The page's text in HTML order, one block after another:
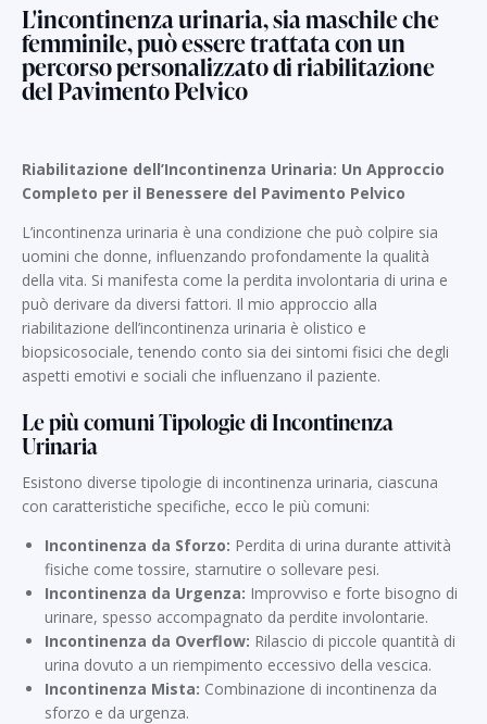
L'incontinenza urinaria, sia maschile che
femminile, può essere trattata con un
percorso personalizzato di riabilitazione
del Pavimento Pelvico
Riabilitazione dell’Incontinenza Urinaria: Un Approccio
Completo per il Benessere del Pavimento Pelvico
L’incontinenza urinaria è una condizione che può colpire sia
uomini che donne, influenzando profondamente la qualità
della vita. Si manifesta come la perdita involontaria di urina e
può derivare da diversi fattori. Il mio approccio alla
riabilitazione dell’incontinenza urinaria è olistico e
biopsicosociale, tenendo conto sia dei sintomi fisici che degli
aspetti emotivi e sociali che influenzano il paziente.
Le più comuni Tipologie di Incontinenza
Urinaria
Esistono diverse tipologie di incontinenza urinaria, ciascuna
con caratteristiche specifiche, ecco le più comuni:
Incontinenza da Sforzo: Perdita di urina durante attività
fisiche come tossire, starnutire o sollevare pesi.
Incontinenza da Urgenza: Improvviso e forte bisogno di
urinare, spesso accompagnato da perdite involontarie.
Incontinenza da Overflow: Rilascio di piccole quantità di
urina dovuto a un riempimento eccessivo della vescica.
Incontinenza Mista: Combinazione di incontinenza da
sforzo e da urgenza.